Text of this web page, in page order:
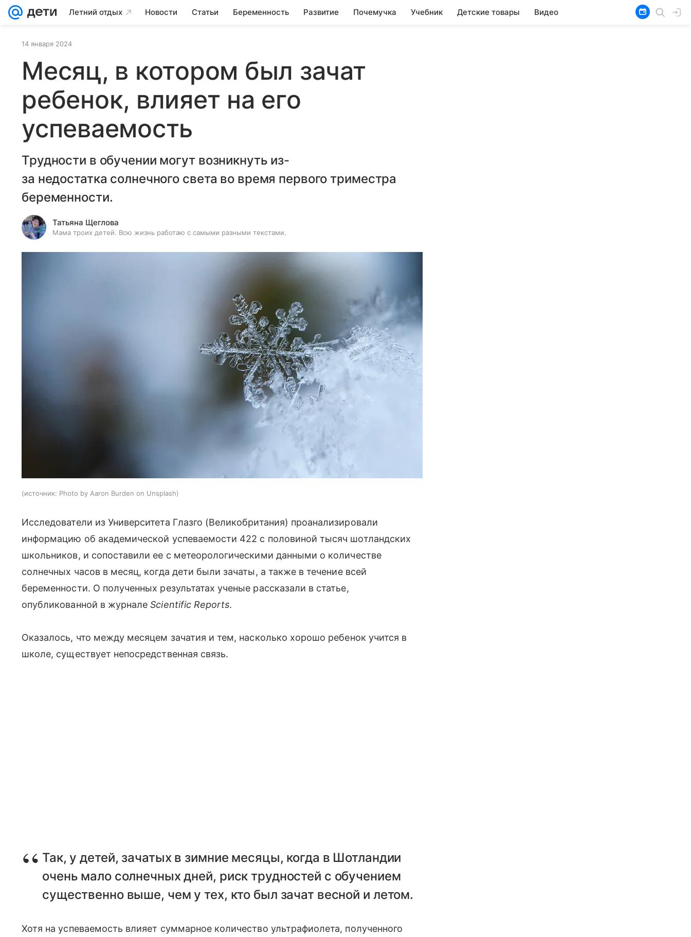
Летний отдых Новости Статьи Беременность Развитие Почемучка Учебник Детские товары Видео
14 января 2024
Месяц, в котором был зачат
ребенок, влияет на его
успеваемость
Трудности в обучении могут возникнуть из-
за недостатка солнечного света во время первого триместра
беременности.
Татьяна Щеглова
Мама троих детей. Всю жизнь работаю с самыми разными текстами.
источник: Photo by Aaron Burden on Unsplash
Исследователи из Университета Глазго (Великобритания) проанализировали
информацию об академической успеваемости 422 с половиной тысяч шотландских
школьников, и сопоставили ее с метеорологическими данными о количестве
солнечных часов в месяц, когда дети были зачаты, а также в течение всей
беременности. О полученных результатах ученые рассказали в статье,
опубликованной в журналеScientific Reports.
Оказалось, что между месяцем зачатия и тем, насколько хорошо ребенок учится в
школе, существует непосредственная связь.
Так, у детей, зачатых в зимние месяцы, когда в Шотландии
очень мало солнечных дней, риск трудностей с обучением
существенно выше, чем у тех, кто был зачат весной и летом.
Хотя на успеваемость влияет суммарное количество ультрафиолета, полученного